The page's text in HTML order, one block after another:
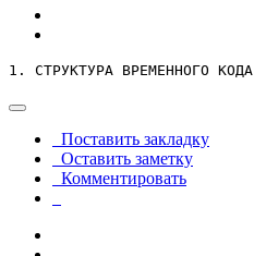
1. СТРУКТУРА ВРЕМЕННОГО КОДА
Поставить закладку
Оставить заметку
Комментировать